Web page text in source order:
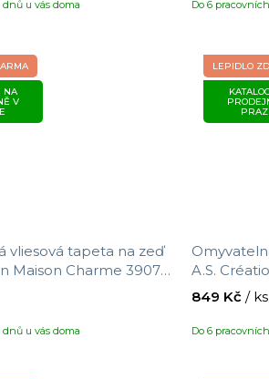
u vás doma Do 6
NA
V
vliesová tapeta na zeď
Maison Charme 390741
velikost 10,05 x
u vás doma
LEPIDLO
A.S.
390742 s
10,05 x 0,53
Do 6
849 Kč / ks